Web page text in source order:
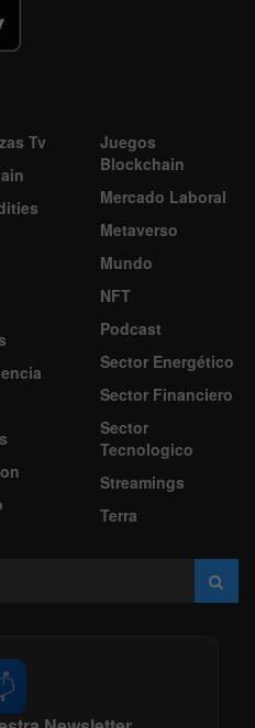
Tv
Juegos
Blockchain
Mercado Laboral
Metaverso
Mundo
NFT
Podcast
Sector Energético
Sector Financiero
Sector
Tecnologico
Streamings
Terra